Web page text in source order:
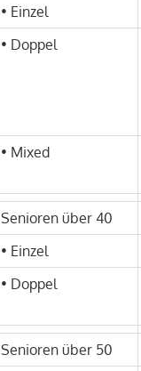
• Einzel
• Doppel
• Mixed
Senioren über 40
• Einzel
• Doppel
Senioren über 50